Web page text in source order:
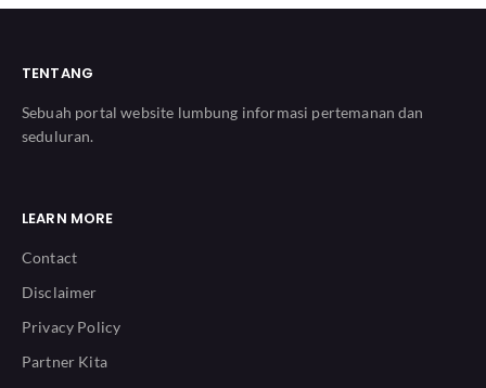
TENTANG
Sebuah portal website lumbung informasi pertemanan dan
seduluran.
LEARN MORE
Contact
Disclaimer
Privacy Policy
Partner Kita